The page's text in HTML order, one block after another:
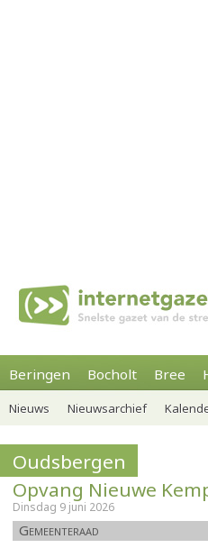
Beringen Bocholt Bree
Nieuws Nieuwsarchief
Oudsbergen
Opvang Nieuwe
Dinsdag 9 juni 2026
Gemeenteraad